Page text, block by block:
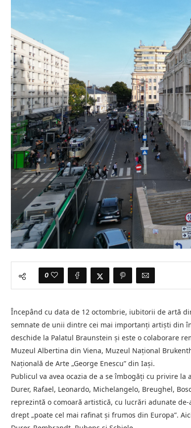
0
Începând cu data de 12 octombrie, iubitorii de artă
semnate de unii dintre cei mai importanți artiști din
deschide la Palatul Braunstein și este o colaborare
Muzeul Albertina din Viena, Muzeul Național
Națională de Arte „George Enescu” din Iași.
Publicul va avea ocazia de a se îmbogăți cu privire
Durer, Rafael, Leonardo, Michelangelo, Breughel,
reprezintă o comoară artistică, cu lucrări adunate
drept „poate cel mai rafinat și frumos din Europa”.